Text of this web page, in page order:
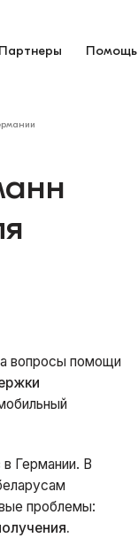
Партнеры Помощь
вопросы помощи
Германии. В
проблемы: